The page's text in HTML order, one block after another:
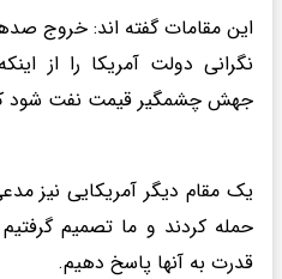
این مقامات گفته اند: خروج
نگرانی دولت آمریکا را از
جهش چشمگیر قیمت نفت شود
یک مقام دیگر آمریکایی نیز
حمله کردند و ما تصمیم
قدرت به آنها پاسخ دهیم.